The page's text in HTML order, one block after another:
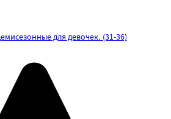
для девочек. (31-36)